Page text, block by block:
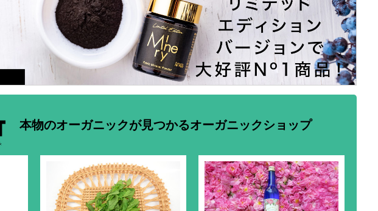
本物のオーガニックが見つかるオーガニックショップ